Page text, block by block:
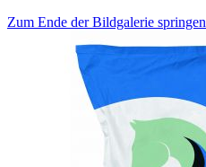
Zum Ende der Bildgalerie springen